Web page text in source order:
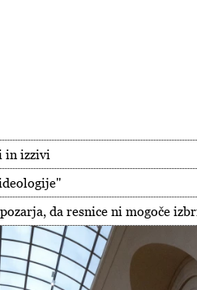
in izzivi
da resnice ni mogoče